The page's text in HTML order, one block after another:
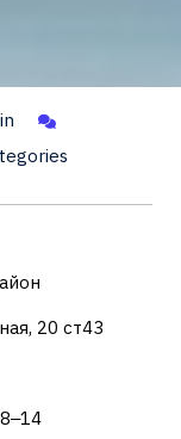
20 ст43